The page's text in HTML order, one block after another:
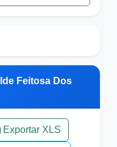
Feitosa Dos
Exportar XLS